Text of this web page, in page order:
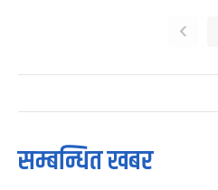
‹
सम्बन्धित खबर